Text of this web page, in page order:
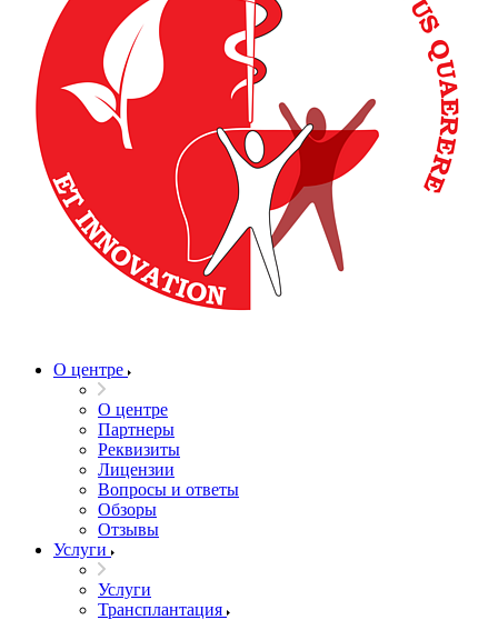
О центре
О центре
Партнеры
Реквизиты
Лицензии
Вопросы и ответы
Обзоры
Отзывы
Услуги
Услуги
Трансплантация